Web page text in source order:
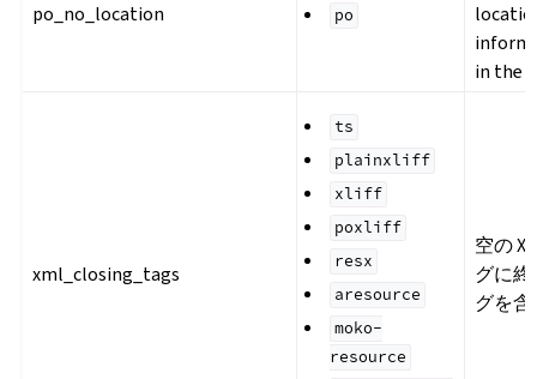
po_no_location po
in the
xml_closing_tags
ts
plainxliff
xliff
poxliff
resx
aresource
moko-
resource
空の
グに
グを